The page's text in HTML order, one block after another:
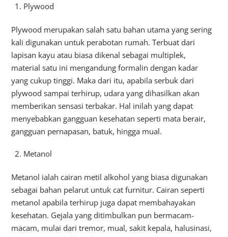
Plywood
Plywood merupakan salah satu bahan utama yang sering
kali digunakan untuk perabotan rumah. Terbuat dari
lapisan kayu atau biasa dikenal sebagai multiplek,
material satu ini mengandung formalin dengan kadar
yang cukup tinggi. Maka dari itu, apabila serbuk dari
plywood sampai terhirup, udara yang dihasilkan akan
memberikan sensasi terbakar. Hal inilah yang dapat
menyebabkan gangguan kesehatan seperti mata berair,
gangguan pernapasan, batuk, hingga mual.
Metanol
Metanol ialah cairan metil alkohol yang biasa digunakan
sebagai bahan pelarut untuk cat furnitur. Cairan seperti
metanol apabila terhirup juga dapat membahayakan
kesehatan. Gejala yang ditimbulkan pun bermacam-
macam, mulai dari tremor, mual, sakit kepala, halusinasi,